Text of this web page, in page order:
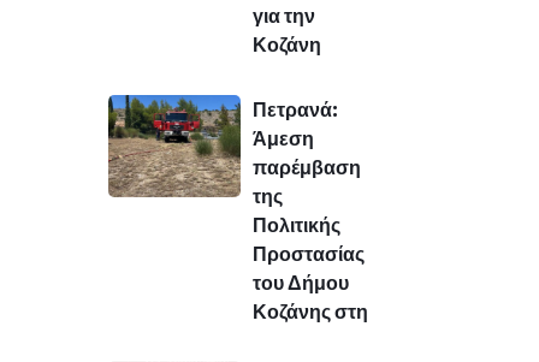
για την
Κοζάνη
Πετρανά:
Άμεση
παρέμβαση
της
Πολιτικής
Προστασίας
του Δήμου
Κοζάνης στη